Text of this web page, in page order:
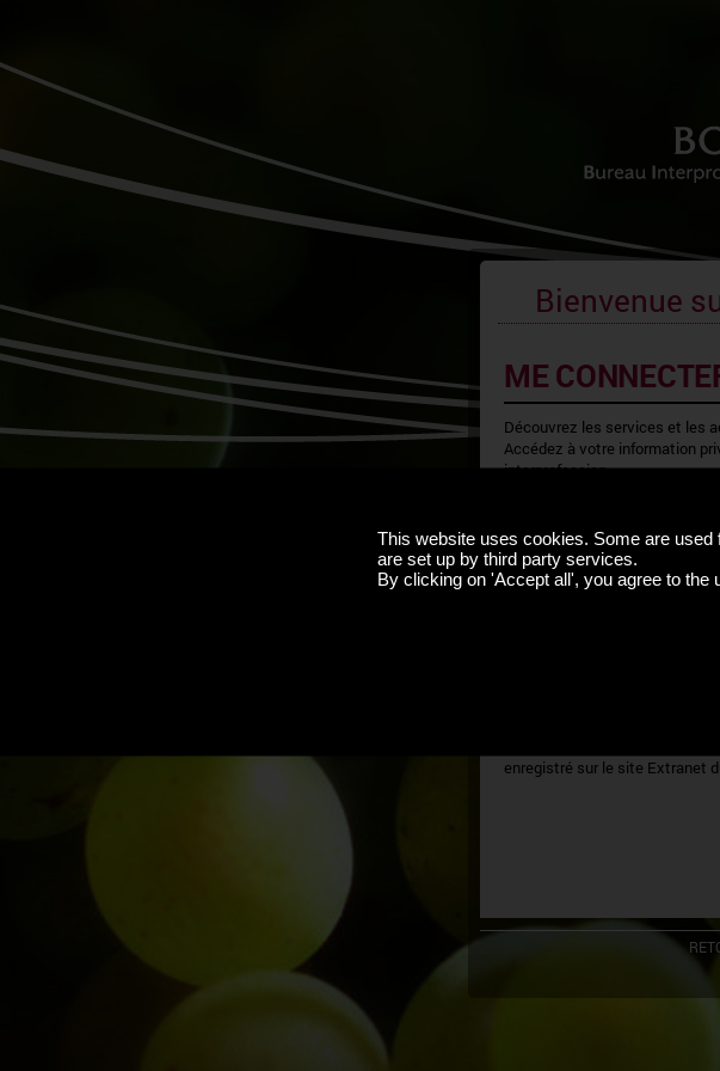
Bienvenue
ME
Découvrez les services et les
Accédez à votre information
interprofession.
CODE CONFIDENTIEL
enregistré sur le site Extranet
This website uses cookies. Some are
are set up by third party services.
By clicking on 'Accept all', you agree to the